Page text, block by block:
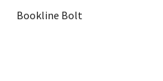
Bookline Bolt